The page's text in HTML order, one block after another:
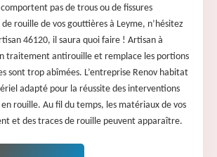
pas de trous ou de fissures
de rouille de vos gouttières à Leyme, n’hésitez
46120, il saura quoi faire ! Artisan à
traitement antirouille et remplace les portions
sont trop abîmées. L’entreprise Renov habitat
adapté pour la réussite des interventions
rouille. Au fil du temps, les matériaux de vos
et des traces de rouille peuvent apparaître.